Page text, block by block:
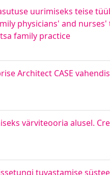
uurimiseks teise
physicians' and
family practice
Architect CASE
värviteooria alusel.
tuvastamise